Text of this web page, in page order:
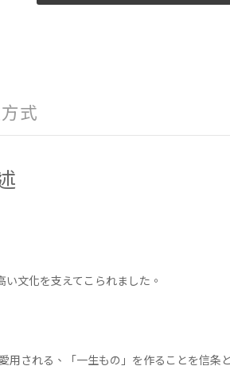
式
文化を支えてこられました。
される、「一生もの」を作ることを信条